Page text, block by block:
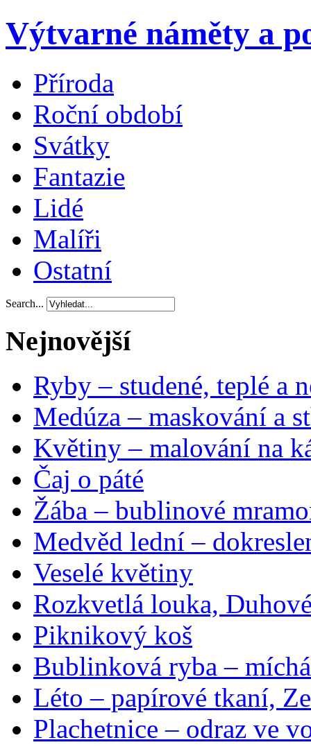
Výtvarné náměty a
Příroda
Roční období
Svátky
Fantazie
Lidé
Malíři
Ostatní
Search...
Nejnovější
Ryby – studené, teplé a
Medúza – maskování a
Květiny – malování na
Čaj o páté
Žába – bublinové
Medvěd lední –
Veselé květiny
Rozkvetlá louka,
Piknikový koš
Bublinková ryba –
Léto – papírové tkaní,
Plachetnice – odraz ve